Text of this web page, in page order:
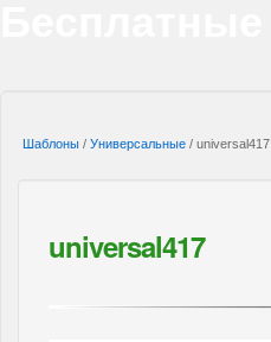
Шаблоны / Универсальные / universal417
universal417